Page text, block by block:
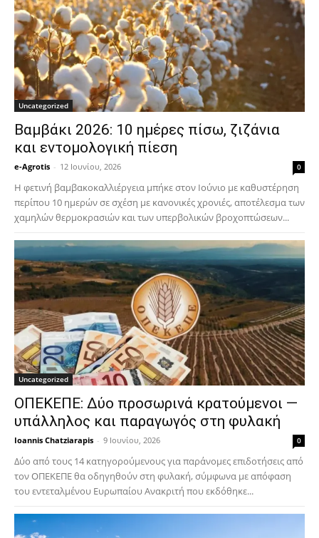
Uncategorized
Βαμβάκι 2026: 10 ημέρες πίσω, ζιζάνια
και εντομολογική πίεση
e-Agrotis - 12 Ιουνίου, 2026 0
Η φετινή βαμβακοκαλλιέργεια μπήκε στον Ιούνιο με καθυστέρηση
περίπου 10 ημερών σε σχέση με κανονικές χρονιές, αποτέλεσμα των
χαμηλών θερμοκρασιών και των υπερβολικών βροχοπτώσεων...
Uncategorized
ΟΠΕΚΕΠΕ: Δύο προσωρινά κρατούμενοι —
υπάλληλος και παραγωγός στη φυλακή
Ioannis Chatziarapis - 9 Ιουνίου, 2026 0
Δύο από τους 14 κατηγορούμενους για παράνομες επιδοτήσεις από
τον ΟΠΕΚΕΠΕ θα οδηγηθούν στη φυλακή, σύμφωνα με απόφαση
του εντεταλμένου Ευρωπαίου Ανακριτή που εκδόθηκε...